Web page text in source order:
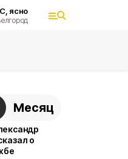
ясно
Месяц
о